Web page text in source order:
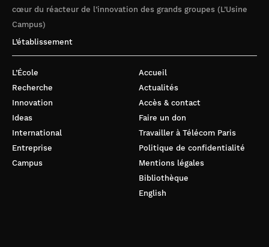
cœur du réacteur de l’innovation des grands groupes (L’Usine
Campus)
L’établissement
L’École
Recherche
Innovation
Ideas
International
Entreprise
Campus
Accueil
Actualités
Accès & contact
Faire un don
Travailler à Télécom Paris
Politique de confidentialité
Mentions légales
Bibliothèque
English